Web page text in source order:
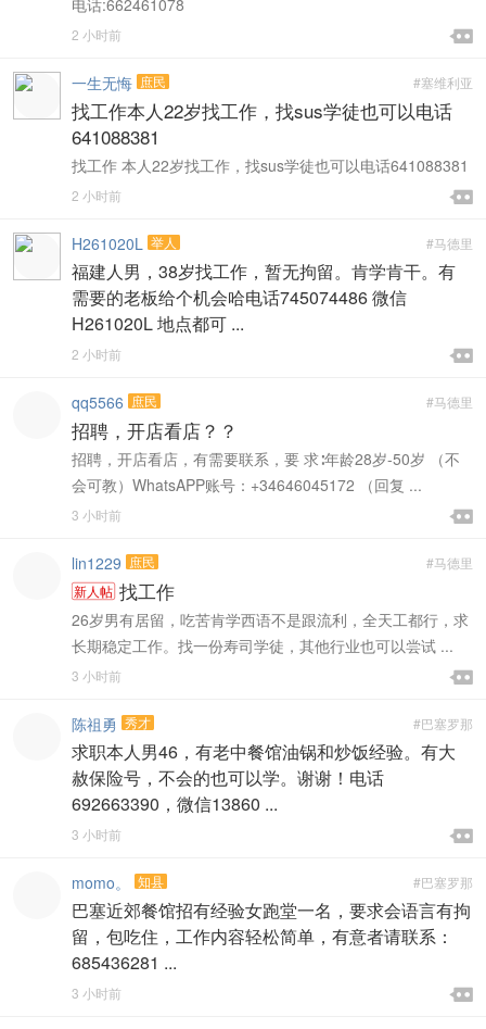
电话:662461078

2 小时前 
#塞维利亚
一生无悔 庶民
找工作本人22岁找工作，找sus学徒也可以电话
641088381
找工作 本人22岁找工作，找sus学徒也可以电话641088381

2 小时前 
#马德里
H261020L 举人
福建人男，38岁找工作，暂无拘留。肯学肯干。有
需要的老板给个机会哈电话745074486 微信
H261020L 地点都可 ...

2 小时前 
#马德里
qq5566 庶民
招聘，开店看店？？
招聘，开店看店，有需要联系，要 求∶年龄28岁-50岁 （不
会可教）WhatsAPP账号：+34646045172 （回复 ...

3 小时前 
#马德里
lin1229 庶民
新人帖 找工作
26岁男有居留，吃苦肯学西语不是跟流利，全天工都行，求
长期稳定工作。找一份寿司学徒，其他行业也可以尝试 ...

3 小时前 
#巴塞罗那
陈祖勇 秀才
求职本人男46，有老中餐馆油锅和炒饭经验。有大
赦保险号，不会的也可以学。谢谢！电话
692663390，微信13860 ...

3 小时前 
#巴塞罗那
momo。 知县
巴塞近郊餐馆招有经验女跑堂一名，要求会语言有拘
留，包吃住，工作内容轻松简单，有意者请联系：
685436281 ...

3 小时前 